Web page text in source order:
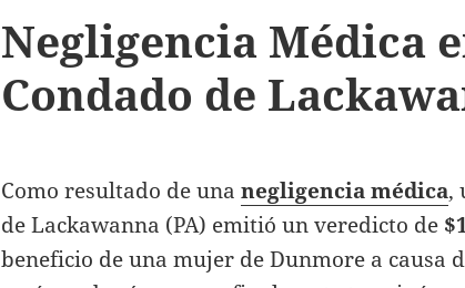
Negligencia Médica
Condado de
Como resultado de unanegligencia médica,
de Lackawanna (PA) emitió un veredicto de
beneficio de una mujer de Dunmore a causa